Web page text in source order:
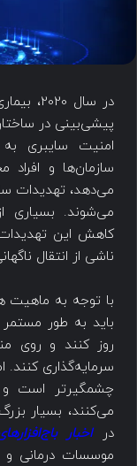
در سال
پیشی‌بینی در
امنیت سایبری
سازمان‌ها و افراد
می‌دهد، تهدیدات
می‌شوند. بسیاری
کاهش این تهدیدات
ناشی از انتقال
با توجه به ماهیت
باید به طور
روز کنند و روی
سرمایه‌گذاری کنند.
چشمگیرتر است و
می‌کنند، بسیار
دراخبار
موسسات درمانی و